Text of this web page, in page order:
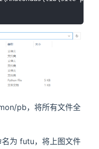
pb，将所有文件全
为 futu，将上图文件